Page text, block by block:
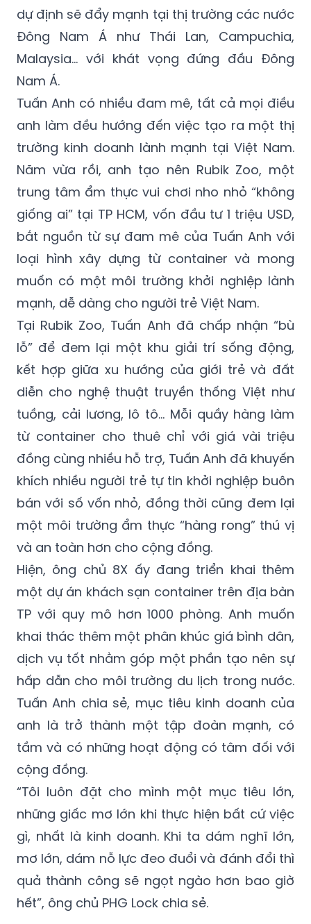
Malaysia… với khát vọng đứng đầu Đông
Nam Á.
Tuấn Anh có nhiều đam mê, tất cả mọi điều
anh làm đều hướng đến việc tạo ra một thị
trường kinh doanh lành mạnh tại Việt Nam.
Năm vừa rồi, anh tạo nên Rubik Zoo, một
trung tâm ẩm thực vui chơi nho nhỏ “không
giống ai” tại TP HCM, vốn đầu tư 1 triệu USD,
bắt nguồn từ sự đam mê của Tuấn Anh với
loại hình xây dựng từ container và mong
muốn có một môi trường khởi nghiệp lành
mạnh, dễ dàng cho người trẻ Việt Nam.
Tại Rubik Zoo, Tuấn Anh đã chấp nhận “bù
lỗ” để đem lại một khu giải trí sống động,
kết hợp giữa xu hướng của giới trẻ và đất
diễn cho nghệ thuật truyền thống Việt như
tuồng, cải lương, lô tô… Mỗi quầy hàng làm
từ container cho thuê chỉ với giá vài triệu
đồng cùng nhiều hỗ trợ, Tuấn Anh đã khuyến
khích nhiều người trẻ tự tin khởi nghiệp buôn
bán với số vốn nhỏ, đồng thời cũng đem lại
một môi trường ẩm thực “hàng rong” thú vị
và an toàn hơn cho cộng đồng.
Hiện, ông chủ 8X ấy đang triển khai thêm
một dự án khách sạn container trên địa bàn
TP với quy mô hơn 1000 phòng. Anh muốn
khai thác thêm một phân khúc giá bình dân,
dịch vụ tốt nhằm góp một phần tạo nên sự
hấp dẫn cho môi trường du lịch trong nước.
Tuấn Anh chia sẻ, mục tiêu kinh doanh của
anh là trở thành một tập đoàn mạnh, có
tầm và có những hoạt động có tâm đối với
cộng đồng.
“Tôi luôn đặt cho mình một mục tiêu lớn,
những giấc mơ lớn khi thực hiện bất cứ việc
gì, nhất là kinh doanh. Khi ta dám nghĩ lớn,
mơ lớn, dám nỗ lực đeo đuổi và đánh đổi thì
quả thành công sẽ ngọt ngào hơn bao giờ
hết”, ông chủ PHG Lock chia sẻ.
Ngọc Mai